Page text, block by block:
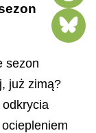
sezon
już zimą?